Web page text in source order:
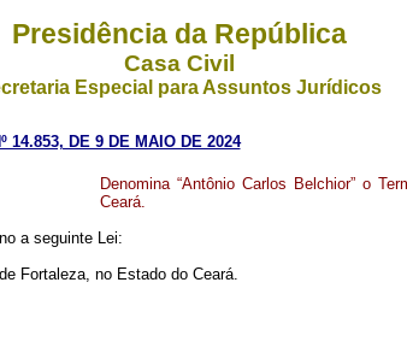
Presidência da República
Casa Civil
Especial para Assuntos Jurídicos
14.853, DE 9 DE MAIO DE 2024
Denomina “Antônio Carlos Belchior” o
Ceará.
a seguinte Lei:
Fortaleza, no Estado do Ceará.